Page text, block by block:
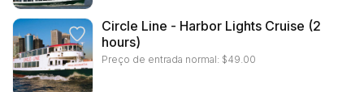
Circle Line - Harbor Lights Cruise (2
hours)
Preço de entrada normal: $49.00